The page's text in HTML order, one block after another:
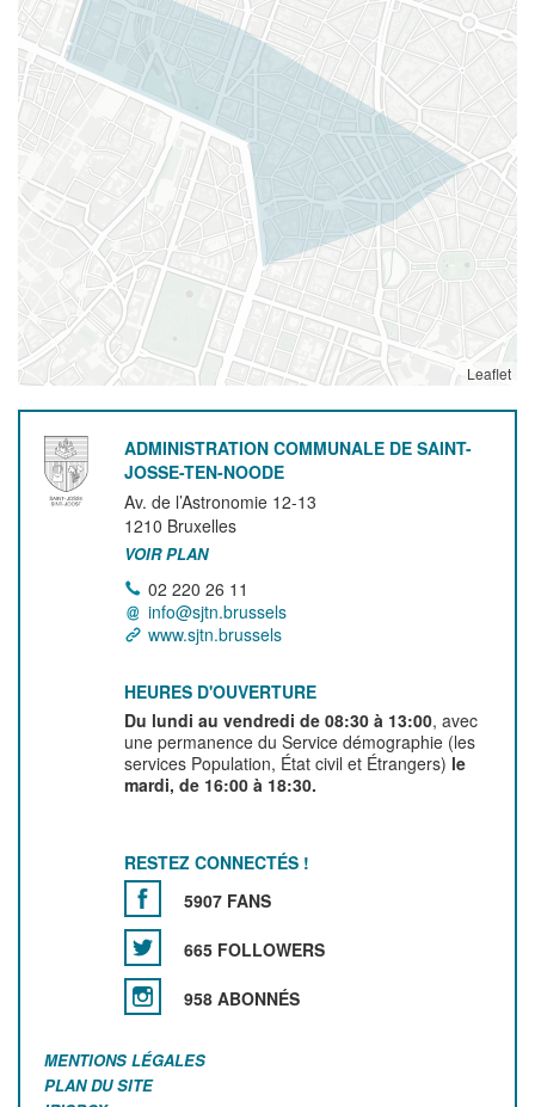
Leaflet
ADMINISTRATION COMMUNALE DE SAINT-
JOSSE-TEN-NOODE
Av. de l’Astronomie 12-13
1210 Bruxelles
VOIR PLAN
02 220 26 11
info@sjtn.brussels
www.sjtn.brussels
HEURES D'OUVERTURE
Du lundi au vendredi de 08:30 à 13:00, avec
une permanence du Service démographie (les
services Population, État civil et Étrangers) le
mardi, de 16:00 à 18:30.
RESTEZ CONNECTÉS !
5907 FANS
665 FOLLOWERS
958 ABONNÉS
MENTIONS LÉGALES
PLAN DU SITE